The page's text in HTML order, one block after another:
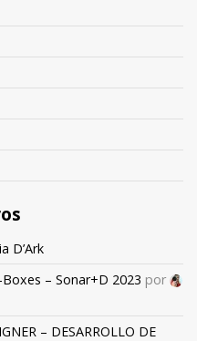
D’Ark
– Sonar+D 2023 por
– DESARROLLO DE